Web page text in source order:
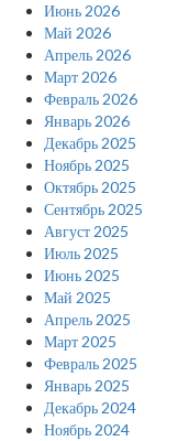
Июнь 2026
Май 2026
Апрель 2026
Март 2026
Февраль 2026
Январь 2026
Декабрь 2025
Ноябрь 2025
Октябрь 2025
Сентябрь 2025
Август 2025
Июль 2025
Июнь 2025
Май 2025
Апрель 2025
Март 2025
Февраль 2025
Январь 2025
Декабрь 2024
Ноябрь 2024